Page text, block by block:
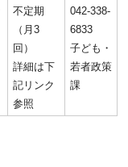
不定期
（月3
回）
詳細は下
記リンク
参照
042-338-
6833
子ども・
若者政策
課